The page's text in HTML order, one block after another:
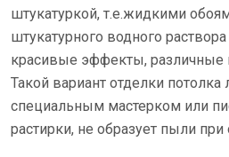
штукатуркой, т.е.жидкими
штукатурного водного
красивые эффекты, различные
Такой вариант отделки потолка
специальным мастерком или
растирки, не образует пыли при